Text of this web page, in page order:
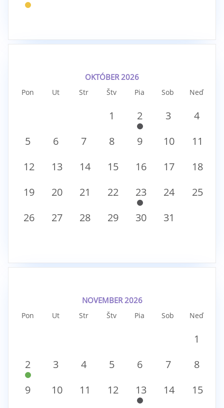
OKTÓBER 2026
Pon Ut Str Štv Pia Sob Neď
1 2 3
4
5
6 7 8 9 10
11
12
13 14 15 16 17
18
19
20 21 22 23 24
25
26
27 28 29 30 31
NOVEMBER 2026
Pon Ut Str Štv Pia Sob Neď
1
2
3 4 5 6 7
8
9
10 11 12 13 14
15